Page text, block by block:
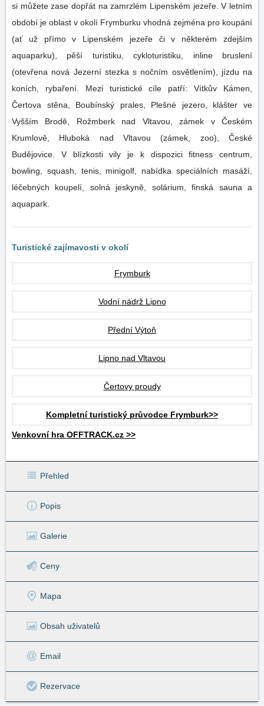
si můžete zase dopřát na zamrzlém Lipenském jezeře. V letním
období je oblast v okolí Frymburku vhodná zejména pro koupání
(ať už přímo v Lipenském jezeře či v některém zdejším
aquaparku), pěší turistiku, cykloturistiku, inline bruslení
(otevřena nová Jezerní stezka s nočním osvětlením), jízdu na
koních, rybaření. Mezi turistické cíle patří: Vítkův Kámen,
Čertova stěna, Boubínský prales, Plešné jezero, klášter ve
Vyšším Brodě, Rožmberk nad Vltavou, zámek v Českém
Krumlově, Hluboká nad Vltavou (zámek, zoo), České
Budějovice. V blízkosti vily je k dispozici fitness centrum,
bowling, squash, tenis, minigolf, nabídka speciálních masáží,
léčebných koupelí, solná jeskyně, solárium, finská sauna a
aquapark.
Turistické zajímavosti v okolí
Frymburk
Vodní nádrž Lipno
Přední Výtoň
Lipno nad Vltavou
Čertovy proudy
Kompletní turistický průvodce Frymburk>>
Venkovní hra OFFTRACK.cz >>
Přehled
Popis
Galerie
Ceny
Mapa
Obsah uživatelů
Email
Rezervace